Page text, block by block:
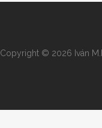
Copyright © 2026 Iván